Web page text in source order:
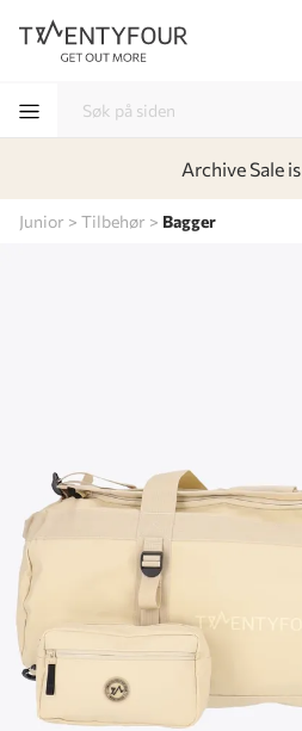
Junior Tilbehør Bagger
Archive Sale is
-
-
-
-